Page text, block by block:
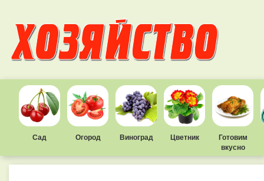
Сад Огород Виноград Цветник
Готовим
вкусно